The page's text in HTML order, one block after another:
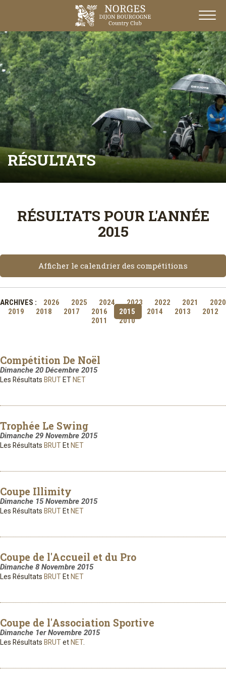
RÉSULTATS
RÉSULTATS POUR L'ANNÉE
2015
Afficher le calendrier des compétitions
ARCHIVES : 2026 2025 2024 2023 2022 2021
2020
2019
2018 2017 2016 2015 2014 2013
2012
2011
2010
Compétition De Noël
Dimanche 20 Décembre 2015
Les Résultats BRUTETNET
Trophée Le Swing
Dimanche 29 Novembre 2015
Les Résultats BRUTEtNET
Coupe Illimity
Dimanche 15 Novembre 2015
Les Résultats BRUTEtNET
Coupe de l'Accueil et du Pro
Dimanche 8 Novembre 2015
Les Résultats BRUTEtNET
Coupe de l'Association Sportive
Dimanche 1er Novembre 2015
Les Résultats BRUTetNET.